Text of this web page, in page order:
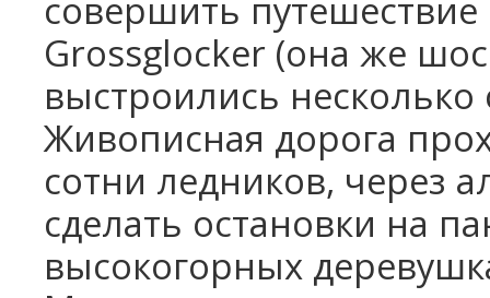
совершить
Grossglocker (она же
выстроились несколько
Живописная дорога
сотни ледников, через
сделать остановки на
высокогорных